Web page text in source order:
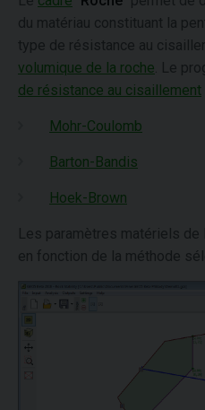
du matériau constituant la
type de résistance au
volumique de la roche . Le
de résistance au cisaillement
Mohr-Coulomb
Barton-Bandis
Hoek-Brown
Les paramètres matériels
en fonction de la méthode